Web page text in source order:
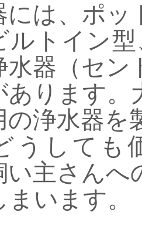
には、ポッ
ルトイン
水器（セン
あります。
の浄水器
うしても
い主さんへ
います。